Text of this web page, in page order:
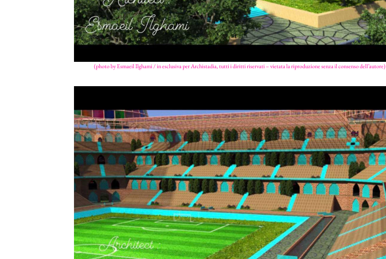
(photo by Esmaeil Ilghami / in esclusiva per Archistadia, tutti i diritti riservati – vietata la riproduzione senza il consenso dell’autore)